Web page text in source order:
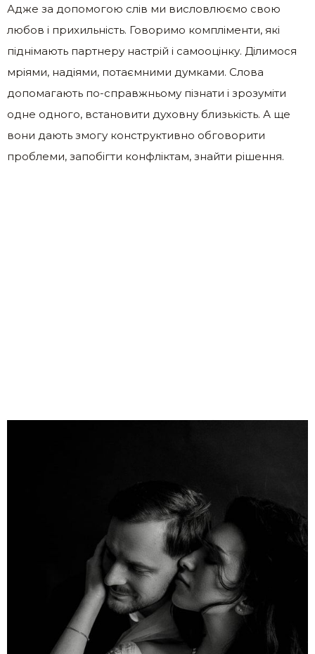
Адже за допомогою слів ми висловлюємо свою
любов і прихильність. Говоримо компліменти, які
піднімають партнеру настрій і самооцінку. Ділимося
мріями, надіями, потаємними думками. Слова
допомагають по-справжньому пізнати і зрозуміти
одне одного, встановити духовну близькість. А ще
вони дають змогу конструктивно обговорити
проблеми, запобігти конфліктам, знайти рішення.